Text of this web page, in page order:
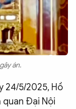
án.
24/5/2025, Hồ
quan Đại Nội